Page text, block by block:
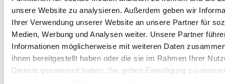
unsere Website zu analysieren. Außerdem geben wir
Ihrer Verwendung unserer Website an unsere Partner für
Medien, Werbung und Analysen weiter. Unsere Partner
Informationen möglicherweise mit weiteren Daten
ihnen bereitgestellt haben oder die sie im Rahmen Ihrer
Dienste gesammelt haben. Sie geben Einwilligung zu